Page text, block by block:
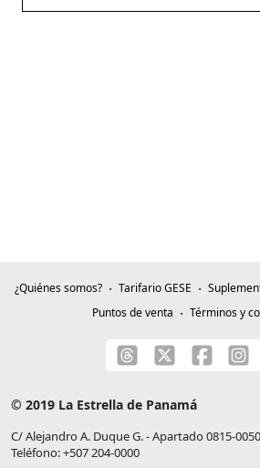
¿Quiénes somos? Tarifario GESE
Puntos de venta
Términos y
© 2019 La Estrella de Panamá
C/ Alejandro A. Duque G. - Apartado 0815-
Teléfono: +507 204-0000